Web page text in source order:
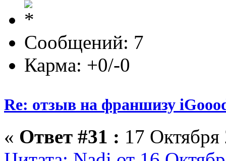
Сообщений: 7
Карма: +0/-0
Re: отзыв на франшизу
« Ответ #31 : 17